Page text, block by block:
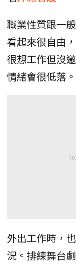
職業性質跟一
看起來很自由
很想工作但沒
情緒會很低落。
外出工作時，
況。排練舞台